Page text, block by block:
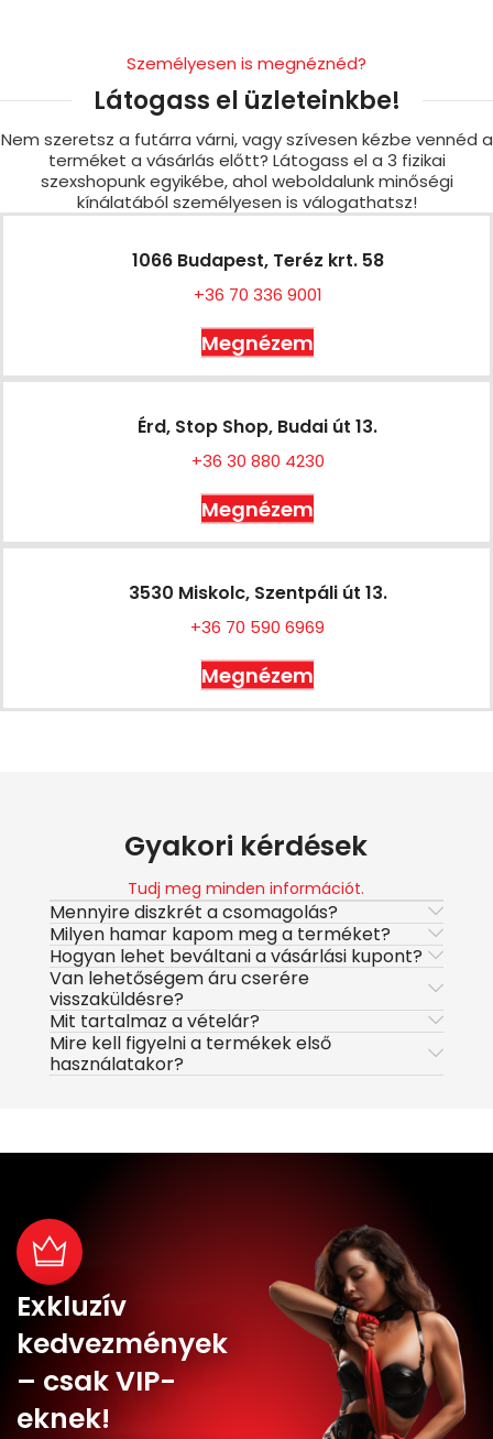
Személyesen is megnéznéd?
Látogass el üzleteinkbe!
Nem szeretsz a futárra várni, vagy szívesen kézbe vennéd a
terméket a vásárlás előtt? Látogass el a 3 fizikai
szexshopunk egyikébe, ahol weboldalunk minőségi
kínálatából személyesen is válogathatsz!
1066 Budapest, Teréz krt. 58
+36 70 336 9001
Megnézem
Érd, Stop Shop, Budai út 13.
+36 30 880 4230
Megnézem
3530 Miskolc, Szentpáli út 13.
+36 70 590 6969
Megnézem
Gyakori kérdések
Tudj meg minden információt.
Mennyire diszkrét a csomagolás?
Milyen hamar kapom meg a terméket?
Hogyan lehet beváltani a vásárlási kupont?
Van lehetőségem áru cserére
visszaküldésre?
Mit tartalmaz a vételár?
Mire kell figyelni a termékek első
használatakor?
Exkluzív
kedvezmények
– csak VIP-
eknek!